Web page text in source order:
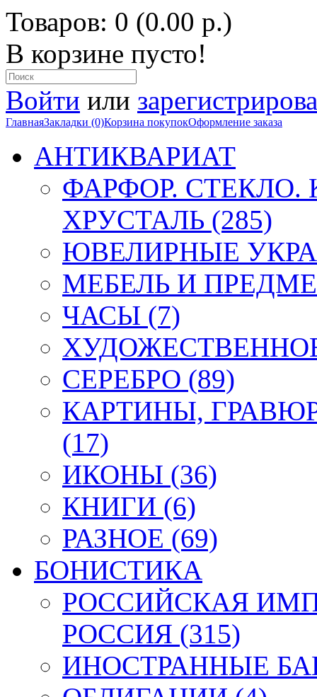
Товаров: 0 (0.00 р.)
В корзине пусто!
Войти или
ГлавнаяЗакладки (0)Корзина покупокОформление заказа
АНТИКВАРИАТ
ФАРФОР.
ХРУСТАЛЬ (285)
ЮВЕЛИРНЫЕ
МЕБЕЛЬ И
ЧАСЫ (7)
СЕРЕБРО (89)
КАРТИНЫ,
(17)
ИКОНЫ (36)
КНИГИ (6)
РАЗНОЕ (69)
БОНИСТИКА
РОССИЙСКАЯ
РОССИЯ (315)
ИНОСТРАННЫЕ